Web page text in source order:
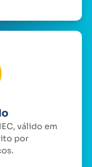
válido em
por